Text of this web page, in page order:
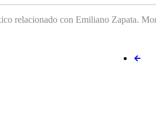
relacionado con Emiliano Zapata.